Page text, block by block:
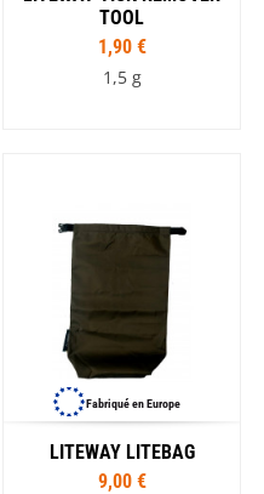
TOOL
1,90 €
1,5 g
Fabriqué en Europe
LITEWAY LITEBAG
9,00 €